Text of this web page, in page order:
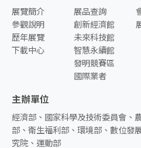
展覽簡介
參觀說明
歷年展覽
下載中心
展品查詢
創新經濟館
未來科技館
智慧永續館
發明競賽區
國際業者
主辦單位
經濟部、國家科學及技術委員會、
部、衛生福利部、環境部、數位發
究院、運動部